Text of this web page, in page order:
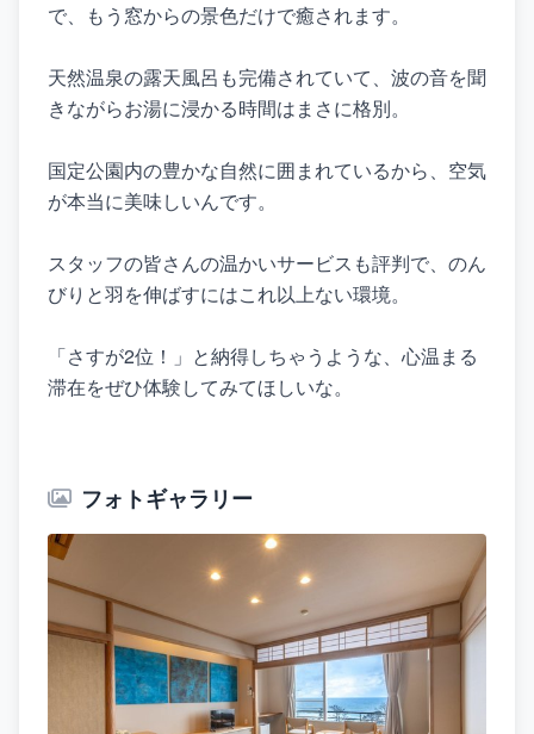
で、もう窓からの景色だけで癒されます。
天然温泉の露天風呂も完備されていて、波の音を聞
きながらお湯に浸かる時間はまさに格別。
国定公園内の豊かな自然に囲まれているから、空気
が本当に美味しいんです。
スタッフの皆さんの温かいサービスも評判で、のん
びりと羽を伸ばすにはこれ以上ない環境。
「さすが2位！」と納得しちゃうような、心温まる
滞在をぜひ体験してみてほしいな。
フォトギャラリー